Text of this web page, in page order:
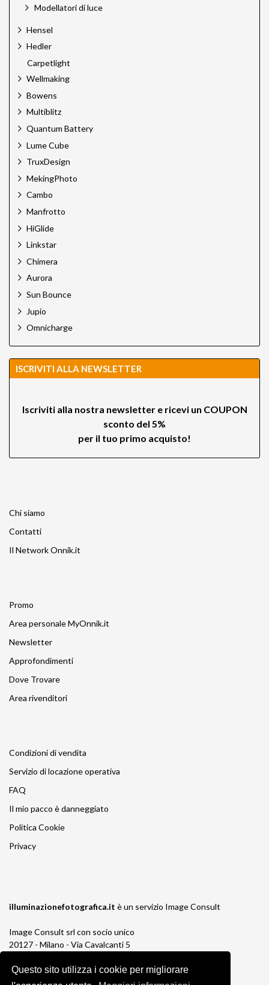
Questo sito utilizza i cookie per migliorare
Modellatori di luce
Hensel
Hedler
Carpetlight
Wellmaking
Bowens
Multiblitz
Quantum Battery
Lume Cube
TruxDesign
MekingPhoto
Cambo
Manfrotto
HiGlide
Linkstar
Chimera
Aurora
Sun Bounce
Jupio
Omnicharge
ISCRIVITI ALLA NEWSLETTER
Iscriviti alla nostra newsletter e ricevi un COUPON
sconto del 5%
per il tuo primo acquisto!
Chi siamo
Contatti
Il Network Onnik.it
Promo
Area personale MyOnnik.it
Newsletter
Approfondimenti
Dove Trovare
Area rivenditori
Condizioni di vendita
Servizio di locazione operativa
FAQ
Il mio pacco è danneggiato
Politica Cookie
Privacy
illuminazionefotografica.it è un servizio Image Consult
Image Consult srl con socio unico
20127 - Milano - Via Cavalcanti 5
P.IVA e C.F. 03383650961
REA 1673647 CCIAA Milano Monza Brianza